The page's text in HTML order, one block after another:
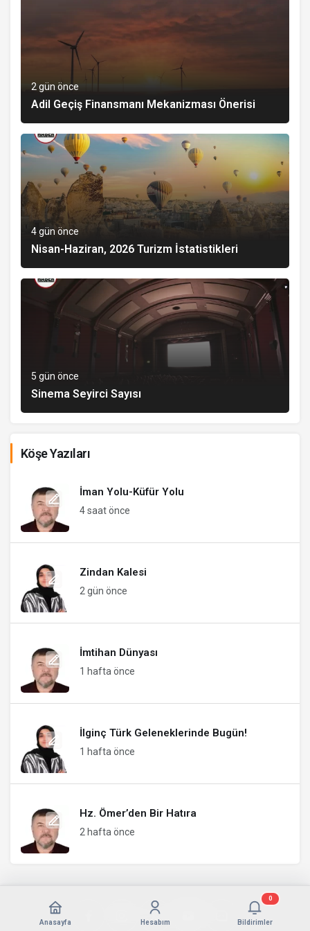
2 gün önce
Adil Geçiş Finansmanı Mekanizması Önerisi
4 gün önce
Nisan-Haziran, 2026 Turizm İstatistikleri
5 gün önce
Sinema Seyirci Sayısı
Köşe Yazıları
İman Yolu-Küfür Yolu
4 saat önce
Zindan Kalesi
2 gün önce
İmtihan Dünyası
1 hafta önce
İlginç Türk Geleneklerinde Bugün!
1 hafta önce
Hz. Ömer’den Bir Hatıra
2 hafta önce
Anasayfa Hesabım Bildirimler
0